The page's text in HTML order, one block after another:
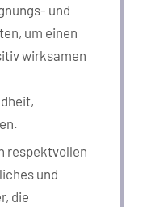
und
um einen
wirksamen
respektvollen
und
die